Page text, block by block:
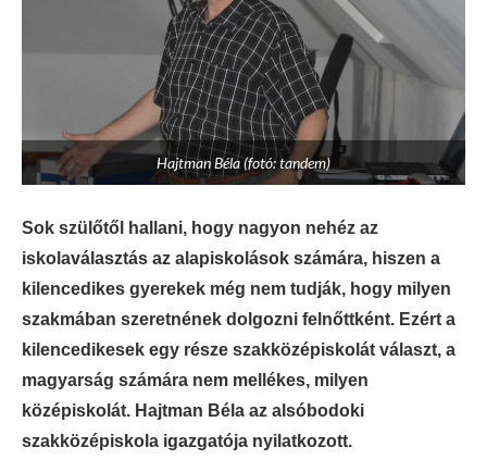
Hajtman Béla (fotó: tandem)
Sok szülőtől hallani, hogy nagyon nehéz az
iskolaválasztás az alapiskolások számára, hiszen a
kilencedikes gyerekek még nem tudják, hogy milyen
szakmában szeretnének dolgozni felnőttként. Ezért a
kilencedikesek egy része szakközépiskolát választ, a
magyarság számára nem mellékes, milyen
középiskolát. Hajtman Béla az alsóbodoki
szakközépiskola igazgatója nyilatkozott.